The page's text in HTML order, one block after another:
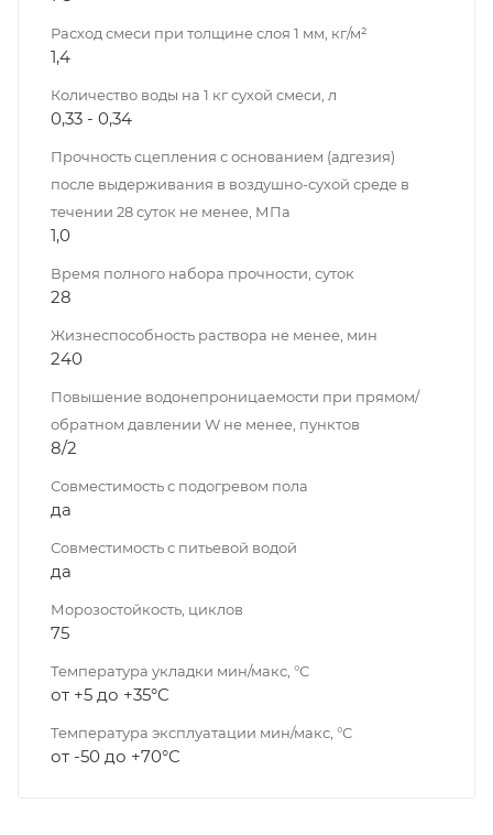
Расход смеси при толщине слоя 1 мм, кг/м²
1,4
Количество воды на 1 кг сухой смеси, л
0,33 - 0,34
Прочность сцепления с основанием (адгезия)
после выдерживания в воздушно-сухой среде в
течении 28 суток не менее, МПа
1,0
Время полного набора прочности, суток
28
Жизнеспособность раствора не менее, мин
240
Повышение водонепроницаемости при прямом/
обратном давлении W не менее, пунктов
8/2
Совместимость с подогревом пола
да
Совместимость с питьевой водой
да
Морозостойкость, циклов
75
Температура укладки мин/макс, °С
от +5 до +35°C
Температура эксплуатации мин/макс, °С
от -50 до +70°C